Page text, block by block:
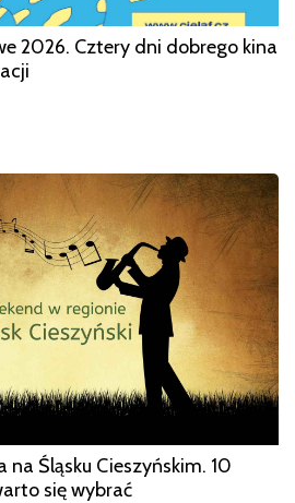
2026. Cztery dni dobrego kina
na Śląsku Cieszyńskim. 10
się wybrać